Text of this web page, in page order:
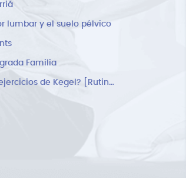
lumbar y el suelo pélvico
Familia
¿Cómo se hacen los ejercicios de Kegel? [Rutina]